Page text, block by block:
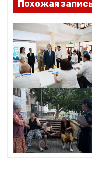
и
я
п
о
з
а
п
и
Похожая